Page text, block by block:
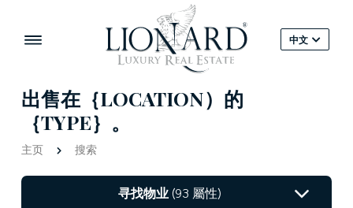
中文
出售在｛LOCATION）的
｛TYPE｝。
主页 搜索
寻找物业(93 屬性)